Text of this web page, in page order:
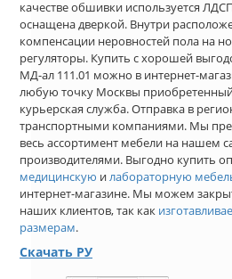
качестве обшивки используется
оснащена дверкой. Внутри
компенсации неровностей пола на
регуляторы. Купить с хорошей
МД-ал 111.01 можно в интернет-
любую точку Москвы приобретенный
курьерская служба. Отправка в
транспортными компаниями. Мы
весь ассортимент мебели на нашем
производителями. Выгодно купить
медицинскую илабораторную
интернет-магазине. Мы можем
наших клиентов, так как
размерам.
Скачать РУ